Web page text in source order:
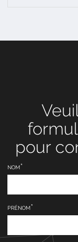
pour
NOM
PRÉNOM